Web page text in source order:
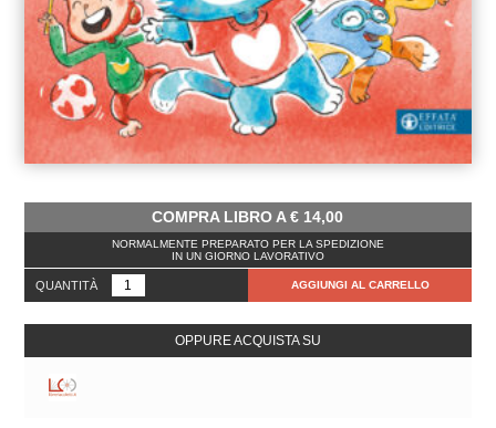
COMPRA LIBRO A€ 14,00
NORMALMENTE PREPARATO PER LA SPEDIZIONE
IN UN GIORNO LAVORATIVO
QUANTITÀ AGGIUNGI AL CARRELLO
OPPURE ACQUISTA SU